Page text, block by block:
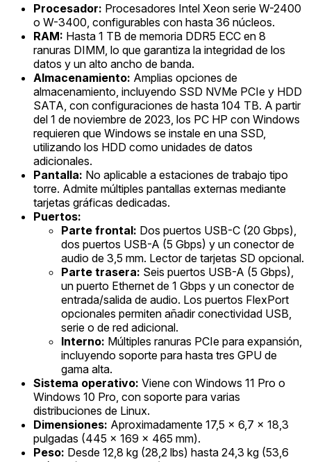
Procesador: Procesadores Intel Xeon serie W-2400
o W-3400, configurables con hasta 36 núcleos.
RAM: Hasta 1 TB de memoria DDR5 ECC en 8
ranuras DIMM, lo que garantiza la integridad de los
datos y un alto ancho de banda.
Almacenamiento: Amplias opciones de
almacenamiento, incluyendo SSD NVMe PCIe y HDD
SATA, con configuraciones de hasta 104 TB. A partir
del 1 de noviembre de 2023, los PC HP con Windows
requieren que Windows se instale en una SSD,
utilizando los HDD como unidades de datos
adicionales.
Pantalla: No aplicable a estaciones de trabajo tipo
torre. Admite múltiples pantallas externas mediante
tarjetas gráficas dedicadas.
Puertos:
Parte frontal: Dos puertos USB-C (20 Gbps),
dos puertos USB-A (5 Gbps) y un conector de
audio de 3,5 mm. Lector de tarjetas SD opcional.
Parte trasera: Seis puertos USB-A (5 Gbps),
un puerto Ethernet de 1 Gbps y un conector de
entrada/salida de audio. Los puertos FlexPort
opcionales permiten añadir conectividad USB,
serie o de red adicional.
Interno: Múltiples ranuras PCIe para expansión,
incluyendo soporte para hasta tres GPU de
gama alta.
Sistema operativo: Viene con Windows 11 Pro o
Windows 10 Pro, con soporte para varias
distribuciones de Linux.
Dimensiones: Aproximadamente 17,5 x 6,7 x 18,3
pulgadas (445 x 169 x 465 mm).
Peso: Desde 12,8 kg (28,2 lbs) hasta 24,3 kg (53,6